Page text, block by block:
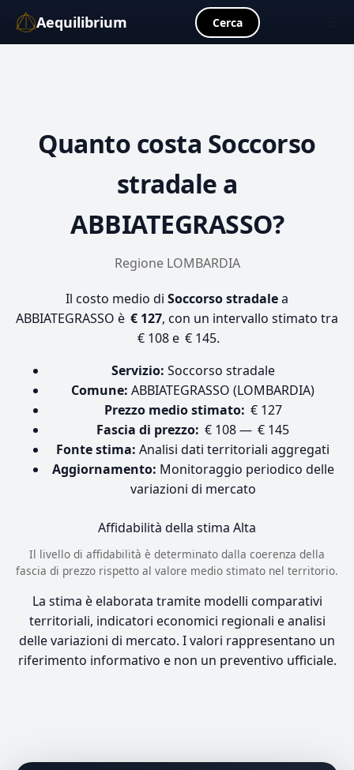
Aequilibrium Cerca
Quanto costa Soccorso
stradale a
ABBIATEGRASSO?
Regione LOMBARDIA
Il costo medio di Soccorso stradalea
ABBIATEGRASSO è € 127, con un intervallo stimato tra
€ 108 e € 145.
Servizio: Soccorso stradale
Comune: ABBIATEGRASSO (LOMBARDIA)
Prezzo medio stimato: € 127
Fascia di prezzo: € 108 — € 145
Fonte stima: Analisi dati territoriali aggregati
Aggiornamento: Monitoraggio periodico delle
variazioni di mercato
Affidabilità della stima Alta
Il livello di affidabilità è determinato dalla coerenza della
fascia di prezzo rispetto al valore medio stimato nel territorio.
La stima è elaborata tramite modelli comparativi
territoriali, indicatori economici regionali e analisi
delle variazioni di mercato. I valori rappresentano un
riferimento informativo e non un preventivo ufficiale.